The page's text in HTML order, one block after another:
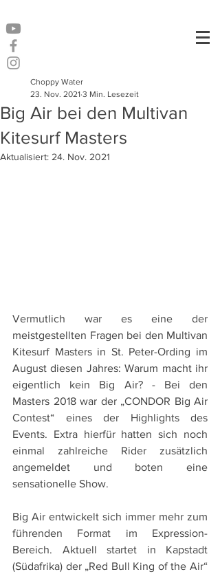
Big Air bei den Multivan
Kitesurf Masters
Choppy Water
23. Nov. 2021 3 Min. Lesezeit
Aktualisiert: 24. Nov. 2021
Vermutlich war es eine der
meistgestellten Fragen bei den Multivan
Kitesurf Masters in St. Peter-Ording im
August diesen Jahres: Warum macht ihr
eigentlich kein Big Air? - Bei den
Masters 2018 war der „CONDOR Big Air
Contest“ eines der Highlights des
Events. Extra hierfür hatten sich noch
einmal zahlreiche Rider zusätzlich
angemeldet und boten eine
sensationelle Show.
Big Air entwickelt sich immer mehr zum
führenden Format im Expression-
Bereich. Aktuell startet in Kapstadt
(Südafrika) der „Red Bull King of the Air“